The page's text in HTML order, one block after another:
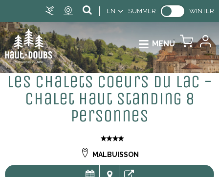
EN SUMMER WINTER
MENU
Les Chalets Coeurs du Lac -
Chalet haut standing 8
personnes
MALBUISSON